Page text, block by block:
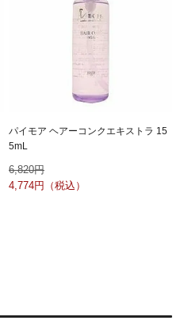
パイモア ヘアーコンクエキストラ 15
5mL
6,820
4,774